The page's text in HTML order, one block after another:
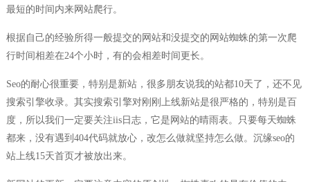
最短的时间内来网站爬行。
根据自己的经验所得一般提交的网站和没提交的网站蜘蛛的第一次爬
行时间相差在24个小时，有的会相差时间更长。
Seo的耐心很重要，特别是新站，很多朋友说我的站都10天了，还不见
搜索引擎收录。其实搜索引擎对刚刚上线新站是很严格的，特别是百
度，所以我们一定要关注iis日志，它是网站的晴雨表。只要每天蜘蛛
都来，没有遇到404代码就放心，改怎么做就坚持怎么做。沉缘seo的
站上线15天首页才被放出来。